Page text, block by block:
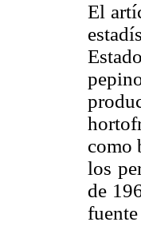
El
como
los
de